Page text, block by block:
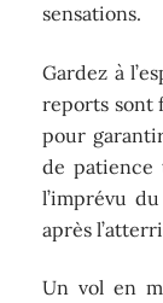
sensations.
Gardez à
reports sont
pour
de patience
l’imprévu
après
Un vol en